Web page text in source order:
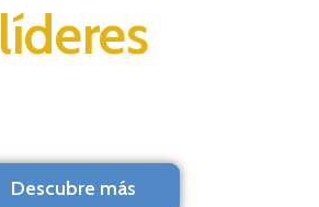
líderes
Descubre más